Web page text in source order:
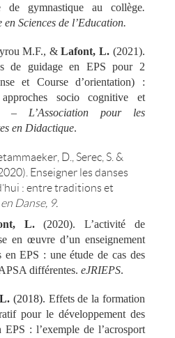
de gymnastique au collège.
en Sciences de l’Education.
M.F., &Lafont, L. (2021).
de guidage en EPS pour 2
et Course d’orientation) :
approches socio cognitive et
– L’Association pour les
en Didactique.
D., Serec, S. &
Enseigner les danses
: entre traditions et
Danse, 9.
L.(2020). L’activité de
en œuvre d’un enseignement
en EPS : une étude de cas des
différentes. eJRIEPS.
(2018). Effets de la formation
pour le développement des
EPS : l’exemple de l’acrosport